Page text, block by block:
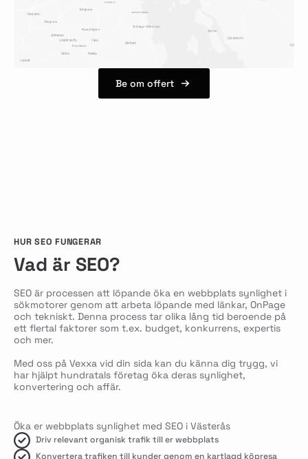
Be om offert
HUR SEO FUNGERAR
Vad är SEO?
SEO är processen att löpande öka en webbplats synlighet i
sökmotorer genom att arbeta löpande med länkar, OnPage
och tekniskt. Denna process tar olika lång tid beroende på
ett flertal faktorer som t.ex. budget, konkurrens, expertis
och mer.
Med oss på Vexxa vid din sida kan du känna dig trygg, vi
har hjälpt hundratals företag öka deras synlighet,
konvertering och affär.
Öka er webbplats synlighet med SEO i Västerås
Driv relevant organisk trafik till er webbplats
Konvertera trafiken till kunder genom en kartlagd köpresa